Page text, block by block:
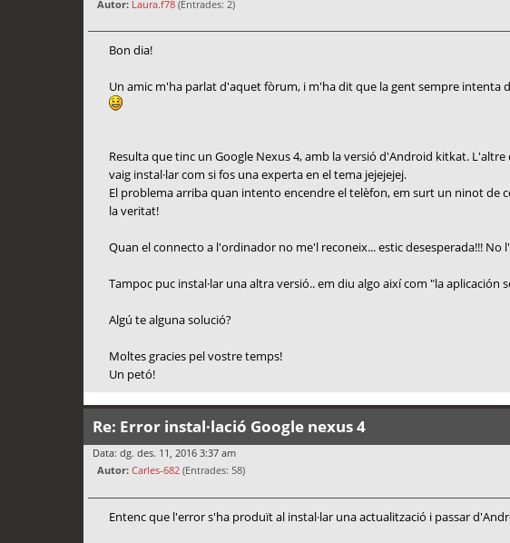
Autor: Laura.f78 (Entrades: 2)
Bon dia!
Un amic m'ha parlat d'aquet fòrum, i m'ha dit que la gent sempre intenta
Resulta que tinc un Google Nexus 4, amb la versió d'Android kitkat.
vaig instal·lar com si fos una experta en el tema jejejejej.
El problema arriba quan intento encendre el telèfon, em surt un ninot de
la veritat!
Quan el connecto a l'ordinador no me'l reconeix... estic desesperada!!!
Tampoc puc instal·lar una altra versió.. em diu algo així com "la
Algú te alguna solució?
Moltes gracies pel vostre temps!
Un petó!
Re: Error instal·lació Google nexus 4
Data: dg. des. 11, 2016 3:37 am
Autor: Carles-682 (Entrades: 58)
Entenc que l'error s'ha produït al instal·lar una actualització i passar